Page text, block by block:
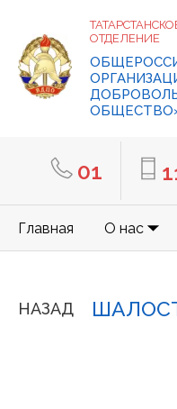
ОТДЕЛЕНИЕ
01
Главная О нас
НАЗАД